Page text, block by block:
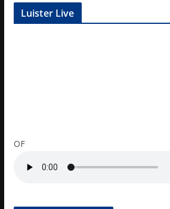
Luister Live
OF